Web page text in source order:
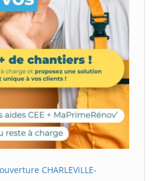
CHARLEViLLE-